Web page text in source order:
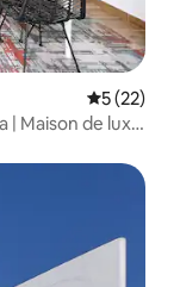
5 (22)
| Maison de luxe